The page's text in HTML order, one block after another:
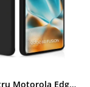
Husa pentru Motorola Edge 60 Fusion din sIlicon catifelat cu interior din microfibra si protectie la camere - Negru